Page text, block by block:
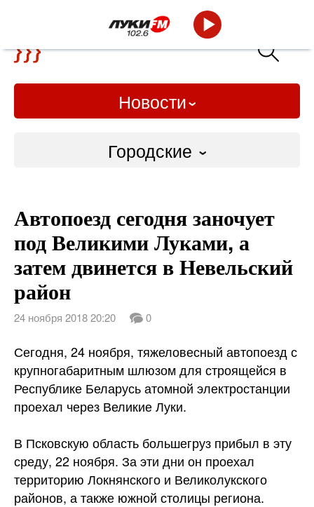
Новости
Городские
Слово Дело
Народные
Автопоезд сегодня заночует
под Великими Луками, а
затем двинется в Невельский
район
24 ноября 2018 20:20 0
Сегодня, 24 ноября, тяжеловесный автопоезд с
крупногабаритным шлюзом для строящейся в
Республике Беларусь атомной электростанции
проехал через Великие Луки.
В Псковскую область большегруз прибыл в эту
среду, 22 ноября. За эти дни он проехал
территорию Локнянского и Великолукского
районов, а также южной столицы региона.